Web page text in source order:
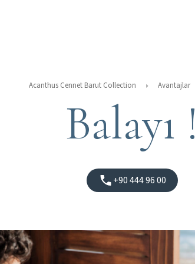
Acanthus Cennet Barut Collection Avantajlar
Balayı !
+90 444 96 00